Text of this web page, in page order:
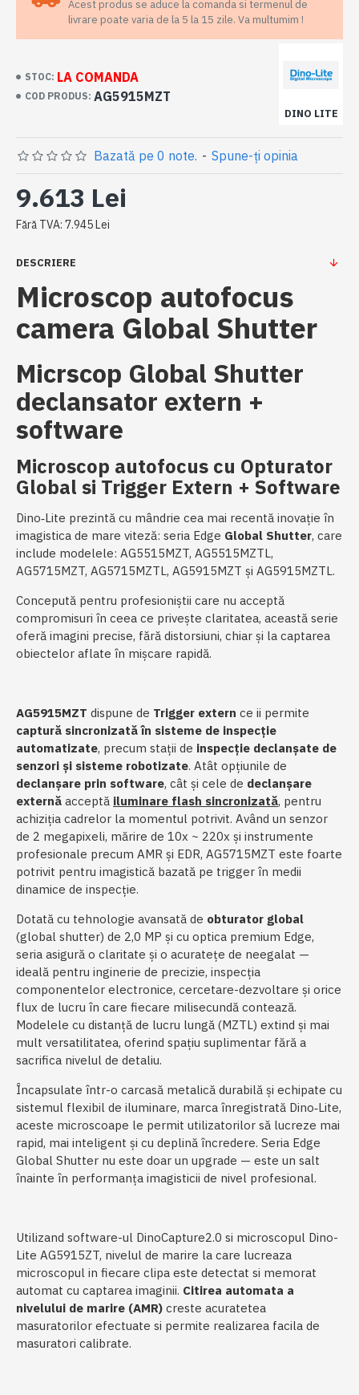
Acest produs se aduce la comanda si termenul de
livrare poate varia de la 5 la 15 zile. Va multumim !
STOC: LA COMANDA
COD PRODUS: AG5915MZT
DINO LITE
Bazată pe 0 note. - Spune-ţi opinia
9.613 Lei
Fără TVA: 7.945 Lei
DESCRIERE
Microscop autofocus
camera Global Shutter
Micrscop Global Shutter
declansator extern +
software
Microscop autofocus cu Opturator
Global si Trigger Extern + Software
Dino‑Lite prezintă cu mândrie cea mai recentă inovație în
imagistica de mare viteză: seria Edge Global Shutter, care
include modelele: AG5515MZT, AG5515MZTL,
AG5715MZT, AG5715MZTL, AG5915MZT și AG5915MZTL.
Concepută pentru profesioniștii care nu acceptă
compromisuri în ceea ce privește claritatea, această serie
oferă imagini precise, fără distorsiuni, chiar și la captarea
obiectelor aflate în mișcare rapidă.
AG5915MZT dispune de Trigger extern ce ii permite
captură sincronizată în sisteme de inspecție
automatizate, precum stații de inspecție declanșate de
senzori și sisteme robotizate. Atât opțiunile de
declanșare prin software, cât și cele de declanșare
externă acceptă iluminare flash sincronizată, pentru
achiziția cadrelor la momentul potrivit. Având un senzor
de 2 megapixeli, mărire de 10x ~ 220x și instrumente
profesionale precum AMR și EDR, AG5715MZT este foarte
potrivit pentru imagistică bazată pe trigger în medii
dinamice de inspecție.
Dotată cu tehnologie avansată de obturator global
(global shutter) de 2,0 MP și cu optica premium Edge,
seria asigură o claritate și o acuratețe de neegalat —
ideală pentru inginerie de precizie, inspecția
componentelor electronice, cercetare-dezvoltare și orice
flux de lucru în care fiecare milisecundă contează.
Modelele cu distanță de lucru lungă (MZTL) extind și mai
mult versatilitatea, oferind spațiu suplimentar fără a
sacrifica nivelul de detaliu.
Încapsulate într-o carcasă metalică durabilă și echipate cu
sistemul flexibil de iluminare, marca înregistrată Dino‑Lite,
aceste microscoape le permit utilizatorilor să lucreze mai
rapid, mai inteligent și cu deplină încredere. Seria Edge
Global Shutter nu este doar un upgrade — este un salt
înainte în performanța imagisticii de nivel profesional.
Utilizand software-ul DinoCapture2.0 si microscopul Dino-
Lite AG5915ZT, nivelul de marire la care lucreaza
microscopul in fiecare clipa este detectat si memorat
automat cu captarea imaginii. Citirea automata a
nivelului de marire (AMR) creste acuratetea
masuratorilor efectuate si permite realizarea facila de
masuratori calibrate.